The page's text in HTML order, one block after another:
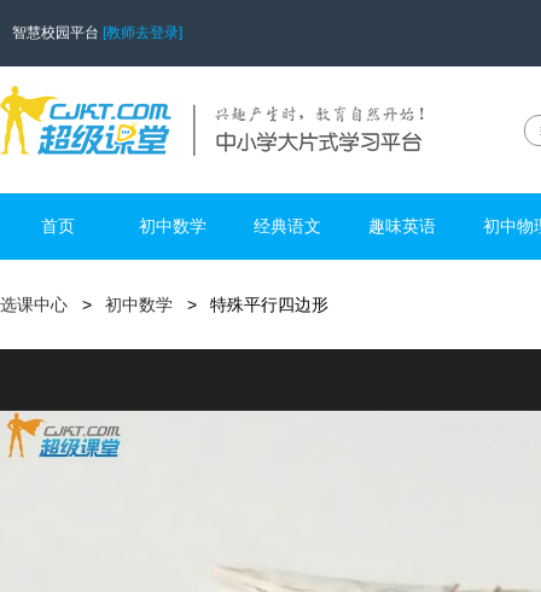
智慧校园平台 [教师去登录]
首页 初中数学 经典语文 趣味英语 初中物
选课中心 初中数学 特殊平行四边形